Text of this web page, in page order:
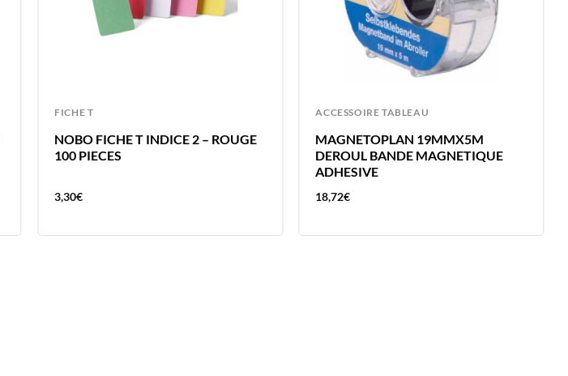
FICHE T
NOBO FICHE T INDICE 2 – ROUGE
100 PIECES
3,30€
ACCESSOIRE TABLEAU
MAGNETOPLAN 19MMX5M
DEROUL BANDE MAGNETIQUE
ADHESIVE
18,72€